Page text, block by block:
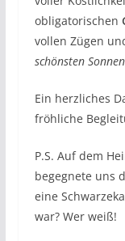
obligatorischen
vollen Zügen
schönsten
Ein herzliches
fröhliche
P.S. Auf dem
begegnete uns
eine
war? Wer weiß!